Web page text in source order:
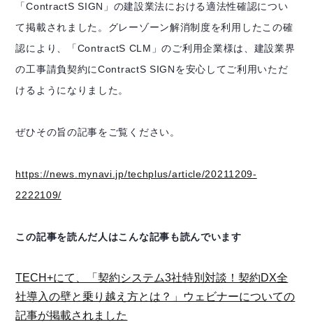
「ContractS SIGN」の建設業法における適法性確認につい
て掲載されました。グレーゾーン解消制度を利用したこの確
認により、「ContractS CLM」のご利用企業様は、建設業界
の工事請負契約にContractS SIGNを安心してご利用いただ
けるようになりました。
ぜひその旨の記事をご覧ください。
https://news.mynavi.jp/techplus/article/20211209-
2222109/
この記事を読んだ人はこんな記事も読んでいます
TECH+にて、「契約システム3社特別対談！契約DX全
社導入の壁と乗り越え方とは？」ウェビナーについての
記事が掲載されました